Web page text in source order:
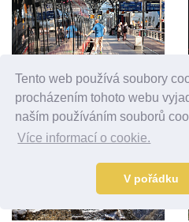
Tento web používá soubory
procházením tohoto webu
naším používáním souborů
Více informací o cookie.
V pořádku